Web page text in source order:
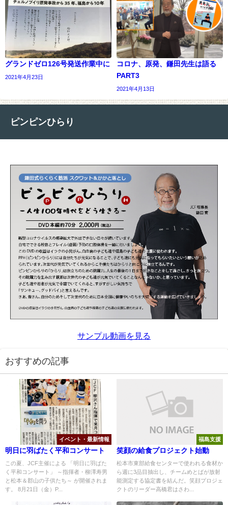
グランドゼロ126号発送作業中に
2021年4月23日
コロナ、原発、鎌田先生は語る
PART3
2021年4月13日
ピンピンひらり
サンプル動画を見る
おすすめの記事
イベント・最新情報
明日に羽ばたく平和コンサート
この夏、JCF主催による 「明日に羽ばた
く平和コンサート」 ～指揮者・柳澤寿男
と松本＆郡山の子供たち～ が開催されま
す。 8月21日（金）P...
福島支援
笑顔の給食プロジェクト始動
松本市東部給食センターで使われる食材か
ら週に3品目抽出し、チームめとばが放射
能測定する協定書を結んだ。笑顔プロジェ
クトのリーダー高橋君はさわ...